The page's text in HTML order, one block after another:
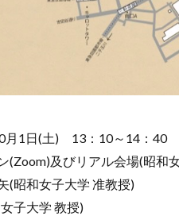
月1日(土) 13：10～14：40
(Zoom)及びリアル会場(昭和
昭和女子大学 准教授)
子大学 教授)